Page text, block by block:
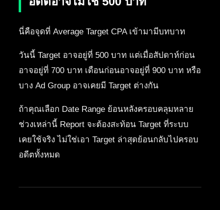
นี่คือจุดที่ Average Target CPA เข้ามามีบทบาท
วันนี้ Target อาจอยู่ที่ 500 บาท แต่เมื่อสัปดาห์ก่อน
อาจอยู่ที่ 700 บาท เดือนก่อนอาจอยู่ที่ 900 บาท หรือ
บาง Ad Group อาจเคยมี Target ต่างกัน
ถ้าคุณเลือก Date Range ย้อนหลังครอบคลุมหลาย
ช่วงเหล่านี้ Report จะต้องสะท้อน Target ที่ระบบ
เคยใช้จริง ไม่ใช่เอา Target ล่าสุดย้อนกลับไปครอบ
อดีตทั้งหมด